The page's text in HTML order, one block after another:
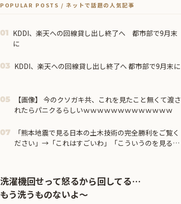
POPULAR POSTS / ネットで話題の人気記事
01 KDDI、楽天への回線貸し出し終了へ 都市部で9月末
に
03 KDDI、楽天への回線貸し出し終了へ 都市部で9月末に
05
【画像】 今のクソガキ共、これを見たこと無くて渡さ
れたらパニクるらしいｗｗｗｗｗｗｗｗｗｗｗｗｗ
07
「熊本地震で見る日本の土木技術の完全勝利をご覧く
ださい」→「これはすごいわ」「こういうのを見ると
洗濯機回せって怒るから回してる…
もう洗うものないよ〜